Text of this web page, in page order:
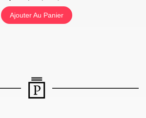
Ajouter Au Panier